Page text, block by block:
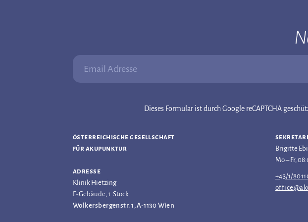
Email Adresse:
Dieses Formular ist durch Google reCAPTCHA
österreichische gesellschaft
für akupunktur
adresse
Klinik Hietzing
E-Gebäude, 1. Stock
Wolkersbergenstr. 1, A-1130 Wien
Brigitte
Mo – Fr,
+43/1/